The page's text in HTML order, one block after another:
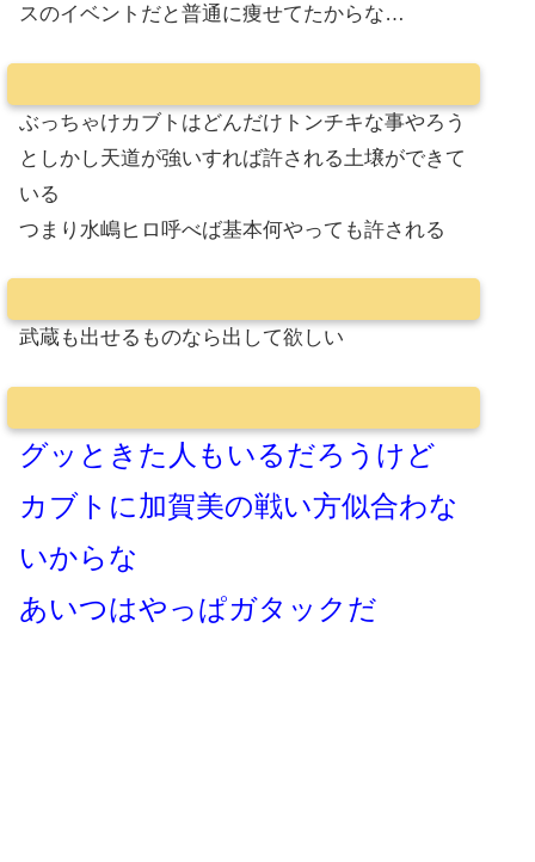
スのイベントだと普通に痩せてたからな…
ぶっちゃけカブトはどんだけトンチキな事やろう
としかし天道が強いすれば許される土壌ができて
いる
つまり水嶋ヒロ呼べば基本何やっても許される
武蔵も出せるものなら出して欲しい
グッときた人もいるだろうけど
カブトに加賀美の戦い方似合わな
いからな
あいつはやっぱガタックだ